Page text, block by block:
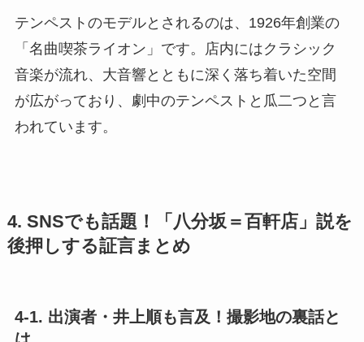
テンペストのモデルとされるのは、1926年創業の
「名曲喫茶ライオン」です。店内にはクラシック
音楽が流れ、大音響とともに深く落ち着いた空間
が広がっており、劇中のテンペストと瓜二つと言
われています。
4. SNSでも話題！「八分坂＝百軒店」説を
後押しする証言まとめ
4-1. 出演者・井上順も言及！撮影地の裏話と